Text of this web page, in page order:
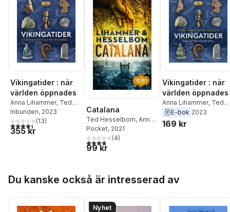
Vikingatider : när
världen öppnades
Anna Lihammer, Ted
Hesselbom
Inbunden, 2023
4,4utav 5 stjärnor. Totalt antal röster:
(13)
355 kr
Catalana
Ted Hesselbom, Anna
Lihammer
Pocket, 2021
3,8utav 5 stjärnor. Totalt antal röster:
(4)
99 kr
Vikingatider : när
världen öppnades
Anna Lihammer, Ted
Hesselbom
E-bok 2023
169 kr
Du kanske också är intresserad av
Nyhet